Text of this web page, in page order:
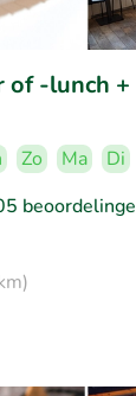
of -lunch
Zo Ma
Di